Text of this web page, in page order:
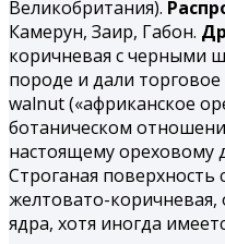
Великобритания).
Камерун, Заир, Габон.
коричневая с черными
породе и дали
walnut («африканское
ботаническом
настоящему ореховому
Строганая поверхность
желтовато-коричневая,
ядра, хотя иногда